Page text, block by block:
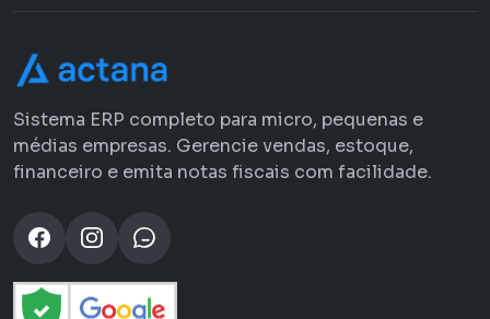
Sistema ERP completo para micro, pequenas e
médias empresas. Gerencie vendas, estoque,
financeiro e emita notas fiscais com facilidade.